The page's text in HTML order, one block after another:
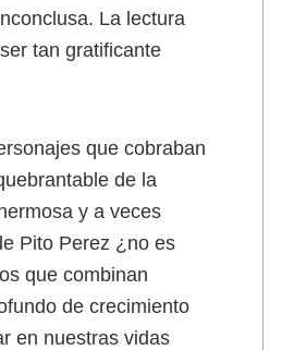
La lectura
tan gratificante
que cobraban
de la
y a veces
Pito Perez ¿no es
que combinan
de crecimiento
en nuestras vidas